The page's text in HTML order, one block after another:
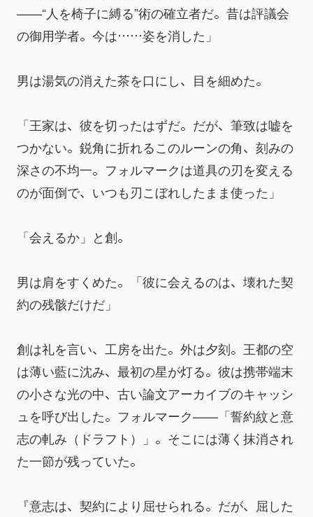
——“人を椅子に縛る”術の確立者だ。昔は評議会
の御用学者。今は……姿を消した」
男は湯気の消えた茶を口にし、目を細めた。
「王家は、彼を切ったはずだ。だが、筆致は嘘を
つかない。鋭角に折れるこのルーンの角、刻みの
深さの不均一。フォルマークは道具の刃を変える
のが面倒で、いつも刃こぼれしたまま使った」
「会えるか」と創。
男は肩をすくめた。「彼に会えるのは、壊れた契
約の残骸だけだ」
創は礼を言い、工房を出た。外は夕刻。王都の空
は薄い藍に沈み、最初の星が灯る。彼は携帯端末
の小さな光の中、古い論文アーカイブのキャッシ
ュを呼び出した。フォルマーク——「誓約紋と意
志の軋み（ドラフト）」。そこには薄く抹消され
た一節が残っていた。
『意志は、契約により屈せられる。だが、屈した